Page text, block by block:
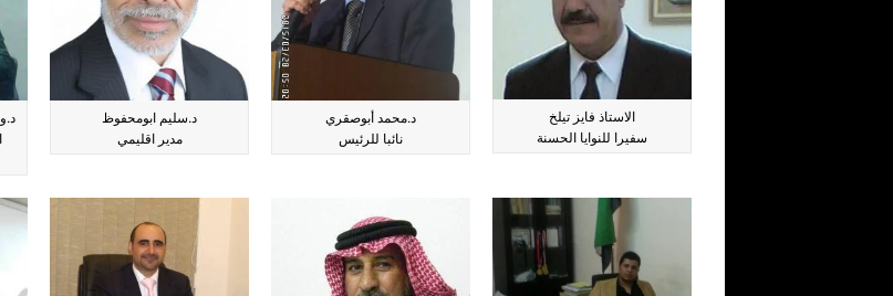
د.سليم ابومحفوظ
مدير اقليمي
د.محمد أبوصقري
نائبا للرئيس
الاستاذ فايز تيلخ
سفيرا للنوايا الحسنة